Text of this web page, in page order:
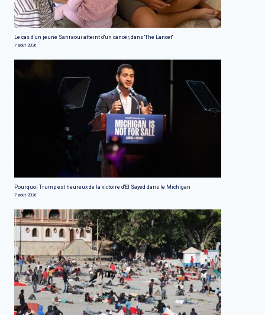
Le cas d'un jeune Sahraoui atteint d'un cancer, dans 'The Lancet'
7 août 2026
Pourquoi Trump est heureux de la victoire d'El Sayed dans le Michigan
7 août 2026